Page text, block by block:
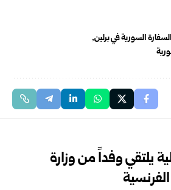
السفارة السورية في برلين
يلتقي وفداً من وزارة